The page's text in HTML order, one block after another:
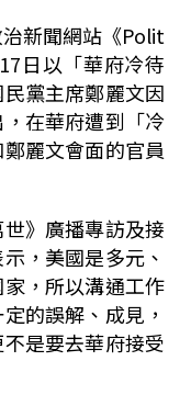
新聞網站《Polit
日以「華府冷待
黨主席鄭麗文因
在華府遭到「冷
麗文會面的官員
》廣播專訪及接
，美國是多元、
，所以溝通工作
的誤解、成見，
是要去華府接受